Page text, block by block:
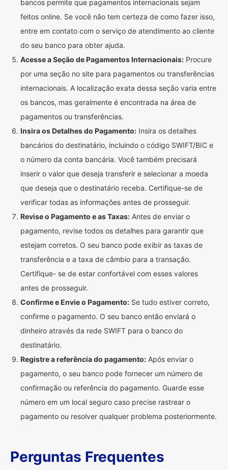
bancos permite que pagamentos internacionais sejam
feitos online. Se você não tem certeza de como fazer isso,
entre em contato com o serviço de atendimento ao cliente
do seu banco para obter ajuda.
Acesse a Seção de Pagamentos Internacionais: Procure
por uma seção no site para pagamentos ou transferências
internacionais. A localização exata dessa seção varia entre
os bancos, mas geralmente é encontrada na área de
pagamentos ou transferências.
Insira os Detalhes do Pagamento: Insira os detalhes
bancários do destinatário, incluindo o código SWIFT/BIC e
o número da conta bancária. Você também precisará
inserir o valor que deseja transferir e selecionar a moeda
que deseja que o destinatário receba. Certifique-se de
verificar todas as informações antes de prosseguir.
Revise o Pagamento e as Taxas: Antes de enviar o
pagamento, revise todos os detalhes para garantir que
estejam corretos. O seu banco pode exibir as taxas de
transferência e a taxa de câmbio para a transação.
Certifique- se de estar confortável com esses valores
antes de prosseguir.
Confirme e Envie o Pagamento: Se tudo estiver correto,
confirme o pagamento. O seu banco então enviará o
dinheiro através da rede SWIFT para o banco do
destinatário.
Registre a referência do pagamento: Após enviar o
pagamento, o seu banco pode fornecer um número de
confirmação ou referência do pagamento. Guarde esse
número em um local seguro caso precise rastrear o
pagamento ou resolver qualquer problema posteriormente.
Perguntas Frequentes